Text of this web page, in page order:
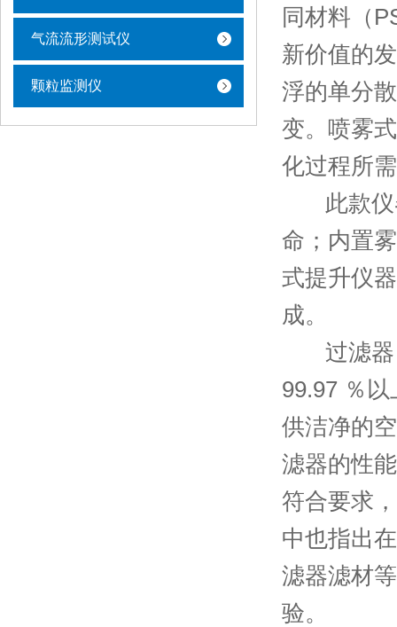
气流流形测试仪
颗粒监测仪
同材料（
新价值的
浮的单分
变。喷雾
化过程所
此款仪
命；内置
式提升仪
成。
过滤器
99.97 ％
供洁净的
滤器的性
符合要求
中也指出
滤器滤材
验。